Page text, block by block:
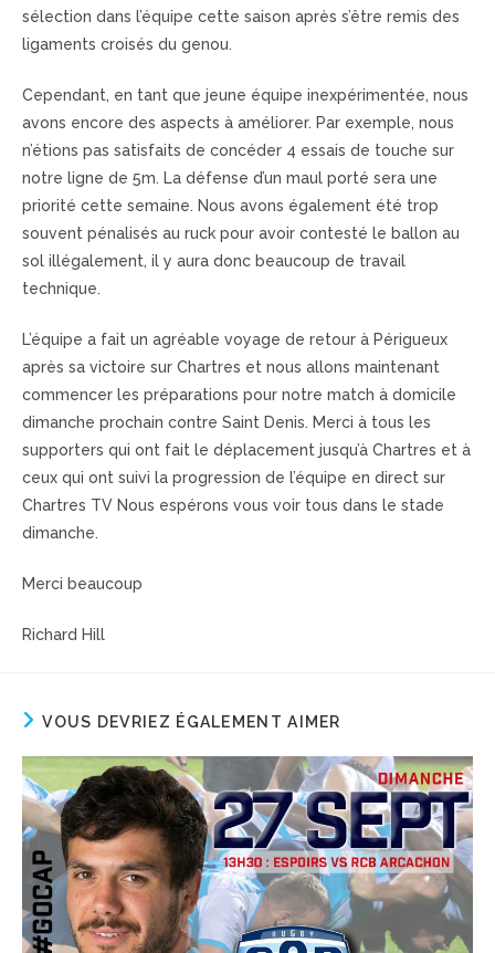
sélection dans l’équipe cette saison après s’être remis des
ligaments croisés du genou.
Cependant, en tant que jeune équipe inexpérimentée, nous
avons encore des aspects à améliorer. Par exemple, nous
n’étions pas satisfaits de concéder 4 essais de touche sur
notre ligne de 5m. La défense d’un maul porté sera une
priorité cette semaine. Nous avons également été trop
souvent pénalisés au ruck pour avoir contesté le ballon au
sol illégalement, il y aura donc beaucoup de travail
technique.
L’équipe a fait un agréable voyage de retour à Périgueux
après sa victoire sur Chartres et nous allons maintenant
commencer les préparations pour notre match à domicile
dimanche prochain contre Saint Denis. Merci à tous les
supporters qui ont fait le déplacement jusqu’à Chartres et à
ceux qui ont suivi la progression de l’équipe en direct sur
Chartres TV Nous espérons vous voir tous dans le stade
dimanche.
Merci beaucoup
Richard Hill
VOUS DEVRIEZ ÉGALEMENT AIMER